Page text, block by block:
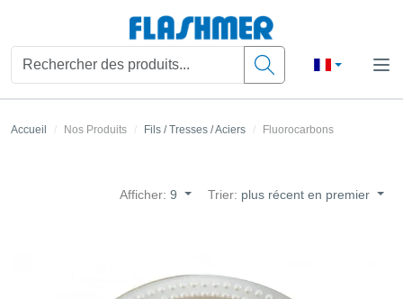
Accueil Nos Produits Fils / Tresses / Aciers Fluorocarbons
Afficher:9 Trier: plus récent en premier